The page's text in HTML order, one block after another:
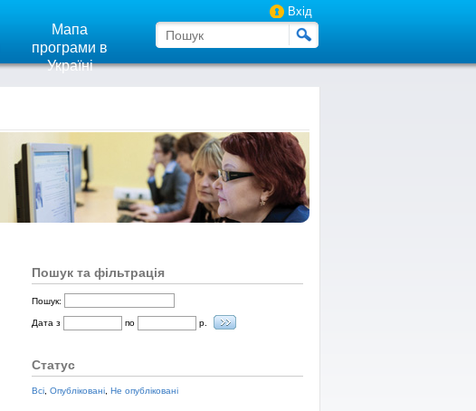
Вхід
Мапа
програми в
Україні
Пошук та фільтрація
Пошук:
Дата з по р.
Статус
Всі Опубліковані Не опубліковані